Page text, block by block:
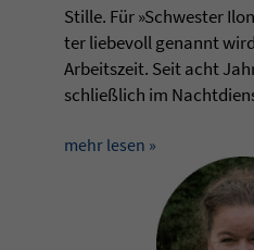
Stille. Für »Schwes­ter
ter lie­be­voll genannt
Arbeits­zeit. Seit acht
schließlich im
mehr lesen »